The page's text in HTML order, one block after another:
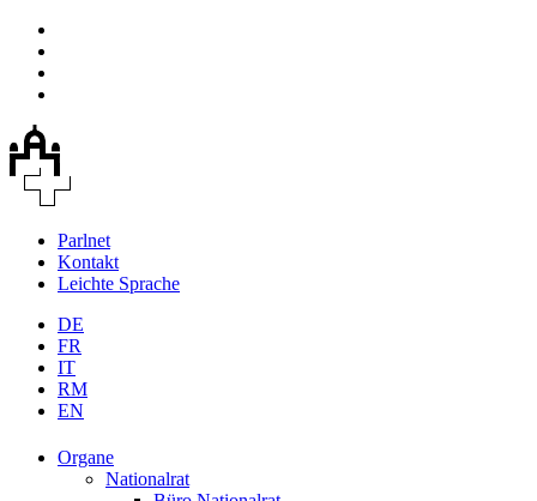
Parlnet
Kontakt
Leichte Sprache
DE
FR
IT
RM
EN
Organe
Nationalrat